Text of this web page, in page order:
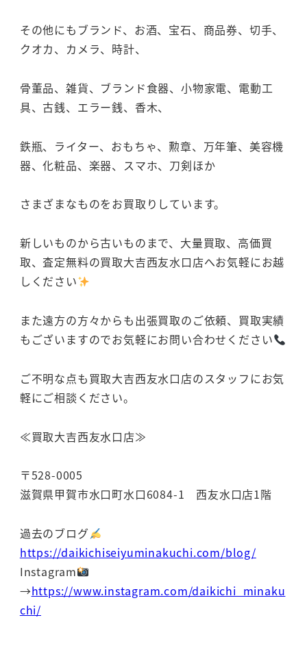
その他にもブランド、お酒、宝石、商品券、切手、
クオカ、カメラ、時計、
骨董品、雑貨、ブランド食器、小物家電、電動工
具、古銭、エラー銭、香木、
鉄瓶、ライター、おもちゃ、勲章、万年筆、美容機
器、化粧品、楽器、スマホ、刀剣ほか
さまざまなものをお買取りしています。
新しいものから古いものまで、大量買取、高価買
取、査定無料の買取大吉西友水口店へお気軽にお越
しください
また遠方の方々からも出張買取のご依頼、買取実績
もございますのでお気軽にお問い合わせください
ご不明な点も買取大吉西友水口店のスタッフにお気
軽にご相談ください。
≪買取大吉西友水口店≫
〒528-0005
滋賀県甲賀市水口町水口6084-1 西友水口店1階
過去のブログ
https://daikichiseiyuminakuchi.com/blog/
Instagram
→https://www.instagram.com/daikichi_minaku
chi/